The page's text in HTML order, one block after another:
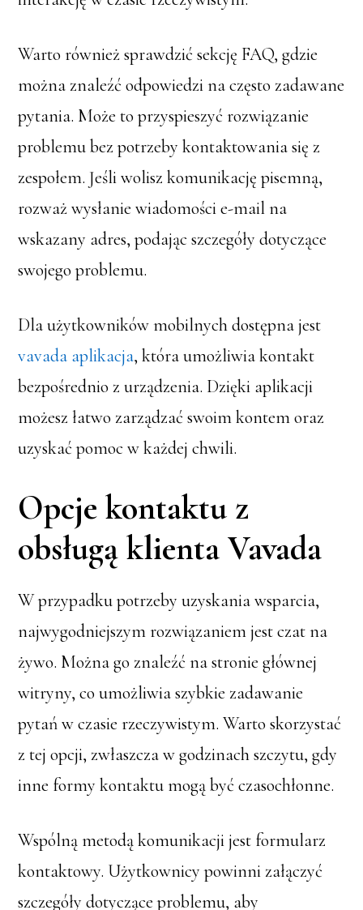
Warto również sprawdzić sekcję FAQ, gdzie
można znaleźć odpowiedzi na często zadawane
pytania. Może to przyspieszyć rozwiązanie
problemu bez potrzeby kontaktowania się z
zespołem. Jeśli wolisz komunikację pisemną,
rozważ wysłanie wiadomości e-mail na
wskazany adres, podając szczegóły dotyczące
swojego problemu.
Dla użytkowników mobilnych dostępna jest
vavada aplikacja, która umożliwia kontakt
bezpośrednio z urządzenia. Dzięki aplikacji
możesz łatwo zarządzać swoim kontem oraz
uzyskać pomoc w każdej chwili.
Opcje kontaktu z
obsługą klienta Vavada
W przypadku potrzeby uzyskania wsparcia,
najwygodniejszym rozwiązaniem jest czat na
żywo. Można go znaleźć na stronie głównej
witryny, co umożliwia szybkie zadawanie
pytań w czasie rzeczywistym. Warto skorzystać
z tej opcji, zwłaszcza w godzinach szczytu, gdy
inne formy kontaktu mogą być czasochłonne.
Wspólną metodą komunikacji jest formularz
kontaktowy. Użytkownicy powinni załączyć
szczegóły dotyczące problemu, aby